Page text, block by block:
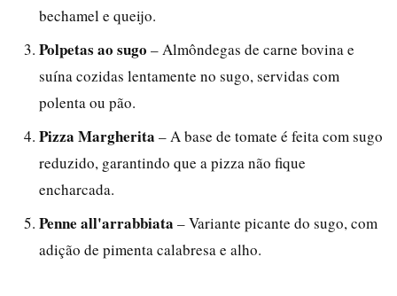
bechamel e queijo.
Polpetas ao sugo – Almôndegas de carne bovina e
suína cozidas lentamente no sugo, servidas com
polenta ou pão.
Pizza Margherita – A base de tomate é feita com sugo
reduzido, garantindo que a pizza não fique
encharcada.
Penne all'arrabbiata – Variante picante do sugo, com
adição de pimenta calabresa e alho.